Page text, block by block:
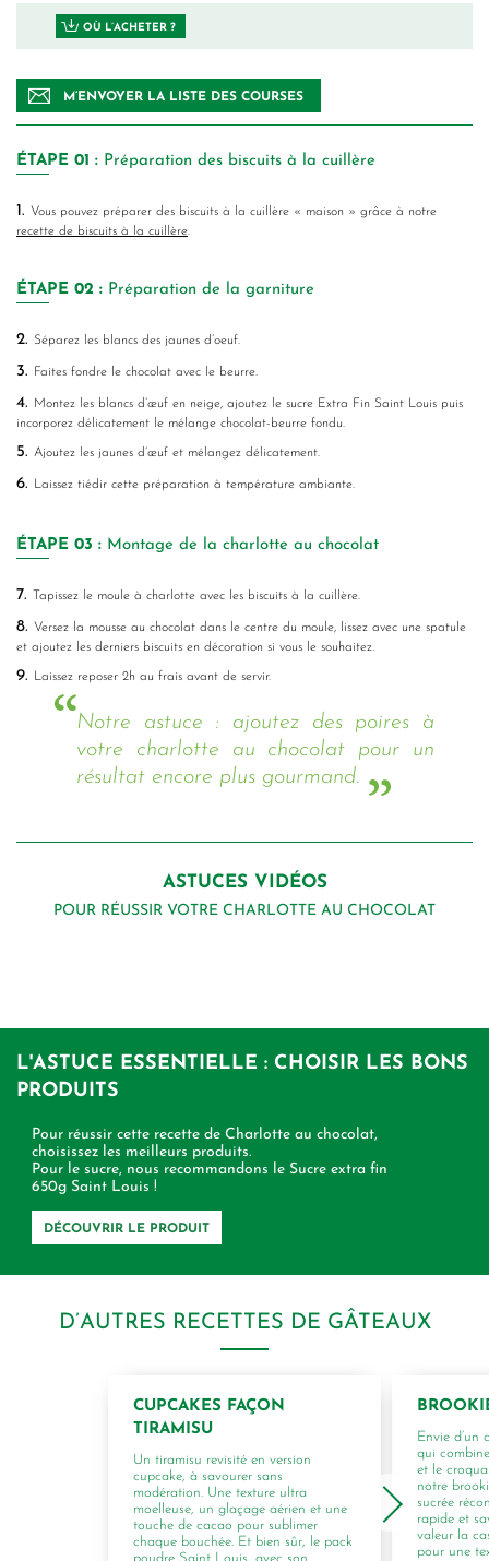
OÙ L’ACHETER ?
M’ENVOYER LA LISTE DES COURSES
ÉTAPE 01 : Préparation des biscuits à la cuillère
1. Vous pouvez préparer des biscuits à la cuillère « maison » grâce à notre
recette de biscuits à la cuillère.
ÉTAPE 02 : Préparation de la garniture
2. Séparez les blancs des jaunes d’oeuf.
3. Faites fondre le chocolat avec le beurre.
4.
Montez les blancs d’œuf en neige, ajoutez le sucre Extra Fin Saint Louis puis
incorporez délicatement le mélange chocolat-beurre fondu.
5. Ajoutez les jaunes d’œuf et mélangez délicatement.
6. Laissez tiédir cette préparation à température ambiante.
ÉTAPE 03 : Montage de la charlotte au chocolat
7. Tapissez le moule à charlotte avec les biscuits à la cuillère.
8. Versez la mousse au chocolat dans le centre du moule, lissez avec une spatule
et ajoutez les derniers biscuits en décoration si vous le souhaitez.
9. Laissez reposer 2h au frais avant de servir.
Notre astuce : ajoutez des poires à
votre charlotte au chocolat pour un
résultat encore plus gourmand.
ASTUCES VIDÉOS
POUR RÉUSSIR VOTRE CHARLOTTE AU CHOCOLAT
L'ASTUCE ESSENTIELLE : CHOISIR LES BONS
PRODUITS
Pour réussir cette recette de Charlotte au chocolat,
choisissez les meilleurs produits.
Pour le sucre, nous recommandons le Sucre extra fin
650g Saint Louis !
DÉCOUVRIR LE PRODUIT
D’AUTRES RECETTES DE GÂTEAUX
CUPCAKES FAÇON
TIRAMISU
Un tiramisu revisité en version
cupcake, à savourer sans
modération. Une texture ultra
moelleuse, un glaçage aérien et une
touche de cacao pour sublimer
chaque bouchée. Et bien sûr, le pack
Envie d’un
qui
et le
notre
sucrée
rapide et
valeur la
pour une